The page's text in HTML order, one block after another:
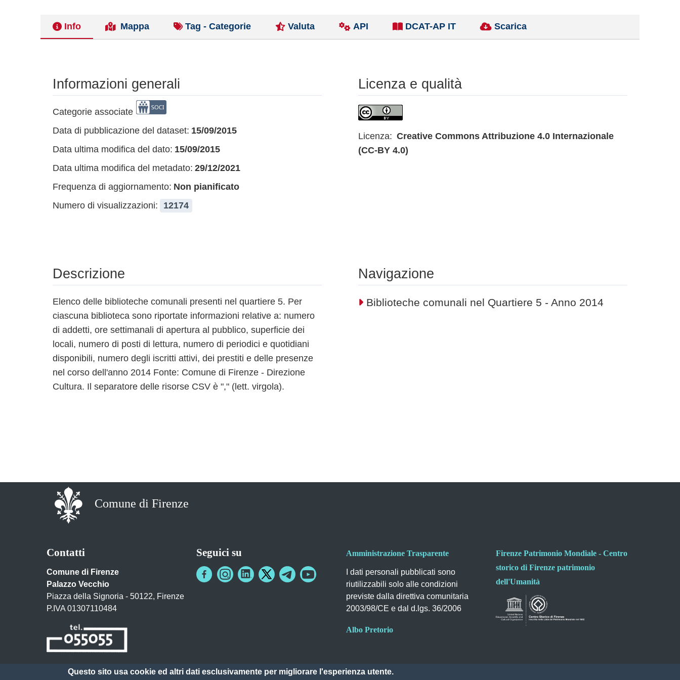
Info Mappa Tag - Categorie Valuta API DCAT-AP IT Scarica
Informazioni generali
Categorie associate
Data di pubblicazione del dataset: 15/09/2015
Data ultima modifica del dato: 15/09/2015
Data ultima modifica del metadato: 29/12/2021
Frequenza di aggiornamento: Non pianificato
Numero di visualizzazioni:
12174
Licenza e qualità
Licenza: Creative Commons Attribuzione 4.0 Internazionale
(CC-BY 4.0)
Descrizione
Elenco delle biblioteche comunali presenti nel quartiere 5. Per
ciascuna biblioteca sono riportate informazioni relative a: numero
di addetti, ore settimanali di apertura al pubblico, superficie dei
locali, numero di posti di lettura, numero di periodici e quotidiani
disponibili, numero degli iscritti attivi, dei prestiti e delle presenze
nel corso dell'anno 2014 Fonte: Comune di Firenze - Direzione
Cultura. Il separatore delle risorse CSV è "," (lett. virgola).
Navigazione
Biblioteche comunali nel Quartiere 5 - Anno 2014
Comune di Firenze
Contatti
Comune di Firenze
Palazzo Vecchio
Piazza della Signoria - 50122, Firenze
P.IVA 01307110484
Posta Elettronica Certificata
Seguici su Amministrazione Trasparente
I dati personali pubblicati sono
riutilizzabili solo alle condizioni
previste dalla direttiva comunitaria
2003/98/CE e dal d.lgs. 36/2006
Albo Pretorio
Firenze Patrimonio Mondiale - Centro
storico di Firenze patrimonio
dell'Umanità
Questo sito usa cookie ed altri dati esclusivamente per migliorare l'esperienza utente.